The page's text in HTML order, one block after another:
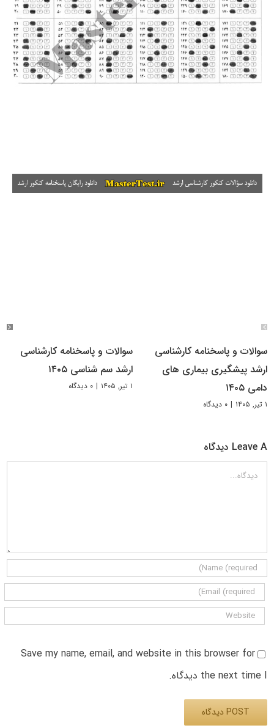
سوالات و پاسخنامه کارشناسی
ارشد پیشگیری بیماری های
دامی ۱۴۰۵
۱ تیر, ۱۴۰۵ | ۰ دیدگاه
سوالات و پاسخنامه کارشناسی
ارشد سم شناسی ۱۴۰۵
۱ تیر, ۱۴۰۵ | ۰ دیدگاه
Leave A دیدگاه
دیدگاه
Save my name, email, and website in this browser for
the next time I دیدگاه.